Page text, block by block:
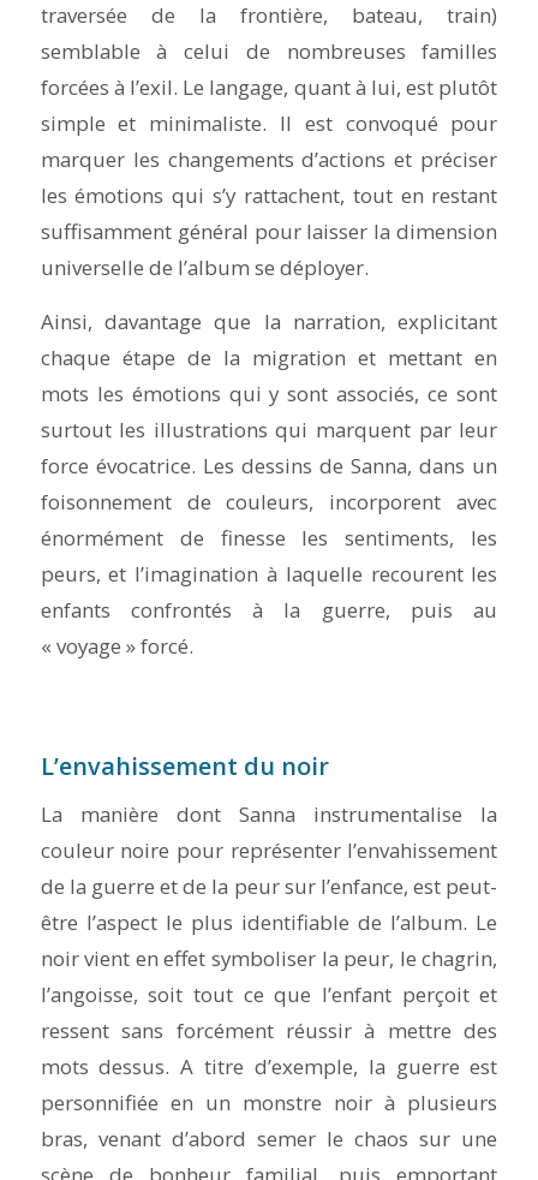
traversée de la frontière, bateau, train)
semblable à celui de nombreuses familles
forcées à l’exil. Le langage, quant à lui, est plutôt
simple et minimaliste. Il est convoqué pour
marquer les changements d’actions et préciser
les émotions qui s’y rattachent, tout en restant
suffisamment général pour laisser la dimension
universelle de l’album se déployer.
Ainsi, davantage que la narration, explicitant
chaque étape de la migration et mettant en
mots les émotions qui y sont associés, ce sont
surtout les illustrations qui marquent par leur
force évocatrice. Les dessins de Sanna, dans un
foisonnement de couleurs, incorporent avec
énormément de finesse les sentiments, les
peurs, et l’imagination à laquelle recourent les
enfants confrontés à la guerre, puis au
« voyage » forcé.
L’envahissement du noir
La manière dont Sanna instrumentalise la
couleur noire pour représenter l’envahissement
de la guerre et de la peur sur l’enfance, est peut-
être l’aspect le plus identifiable de l’album. Le
noir vient en effet symboliser la peur, le chagrin,
l’angoisse, soit tout ce que l’enfant perçoit et
ressent sans forcément réussir à mettre des
mots dessus. A titre d’exemple, la guerre est
personnifiée en un monstre noir à plusieurs
bras, venant d’abord semer le chaos sur une